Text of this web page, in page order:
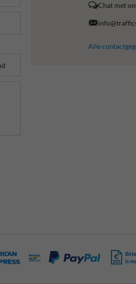
Chat met
Alle
is